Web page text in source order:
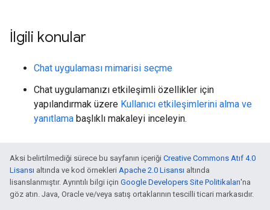
İlgili konular
Chat uygulaması mimarisi seçme
Chat uygulamanızı etkileşimli özellikler için
yapılandırmak üzere Kullanıcı etkileşimlerini alma ve
yanıtlama başlıklı makaleyi inceleyin.
Aksi belirtilmediği sürece bu sayfanın içeriği Creative Commons Atıf 4.0
Lisansı altında ve kod örnekleri Apache 2.0 Lisansı altında
lisanslanmıştır. Ayrıntılı bilgi için Google Developers Site Politikaları'na
göz atın. Java, Oracle ve/veya satış ortaklarının tescilli ticari markasıdır.